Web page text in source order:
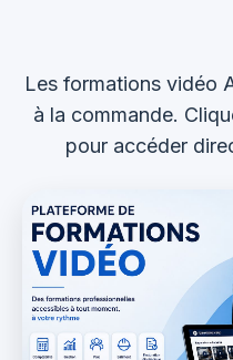
Les formations vidéo
à la commande.
pour accéder